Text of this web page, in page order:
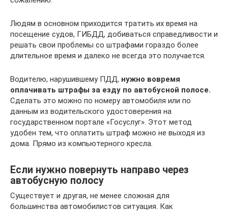
Людям в основном приходится тратить их время на
посещение судов, ГИБДД, добиваться справедливости и
решать свои проблемы со штрафами гораздо более
длительное время и далеко не всегда это получается.
Водителю, нарушившему ПДД, нужно вовремя
оплачивать штрафы за езду по автобусной полосе.
Сделать это можно по номеру автомобиля или по
данным из водительского удостоверения на
государственном портале «Госуслуг». Этот метод
удобен тем, что оплатить штраф можно не выходя из
дома. Прямо из компьютерного кресла.
Если нужно повернуть направо через
автобусную полосу
Существует и другая, не менее сложная для
большинства автомобилистов ситуация. Как